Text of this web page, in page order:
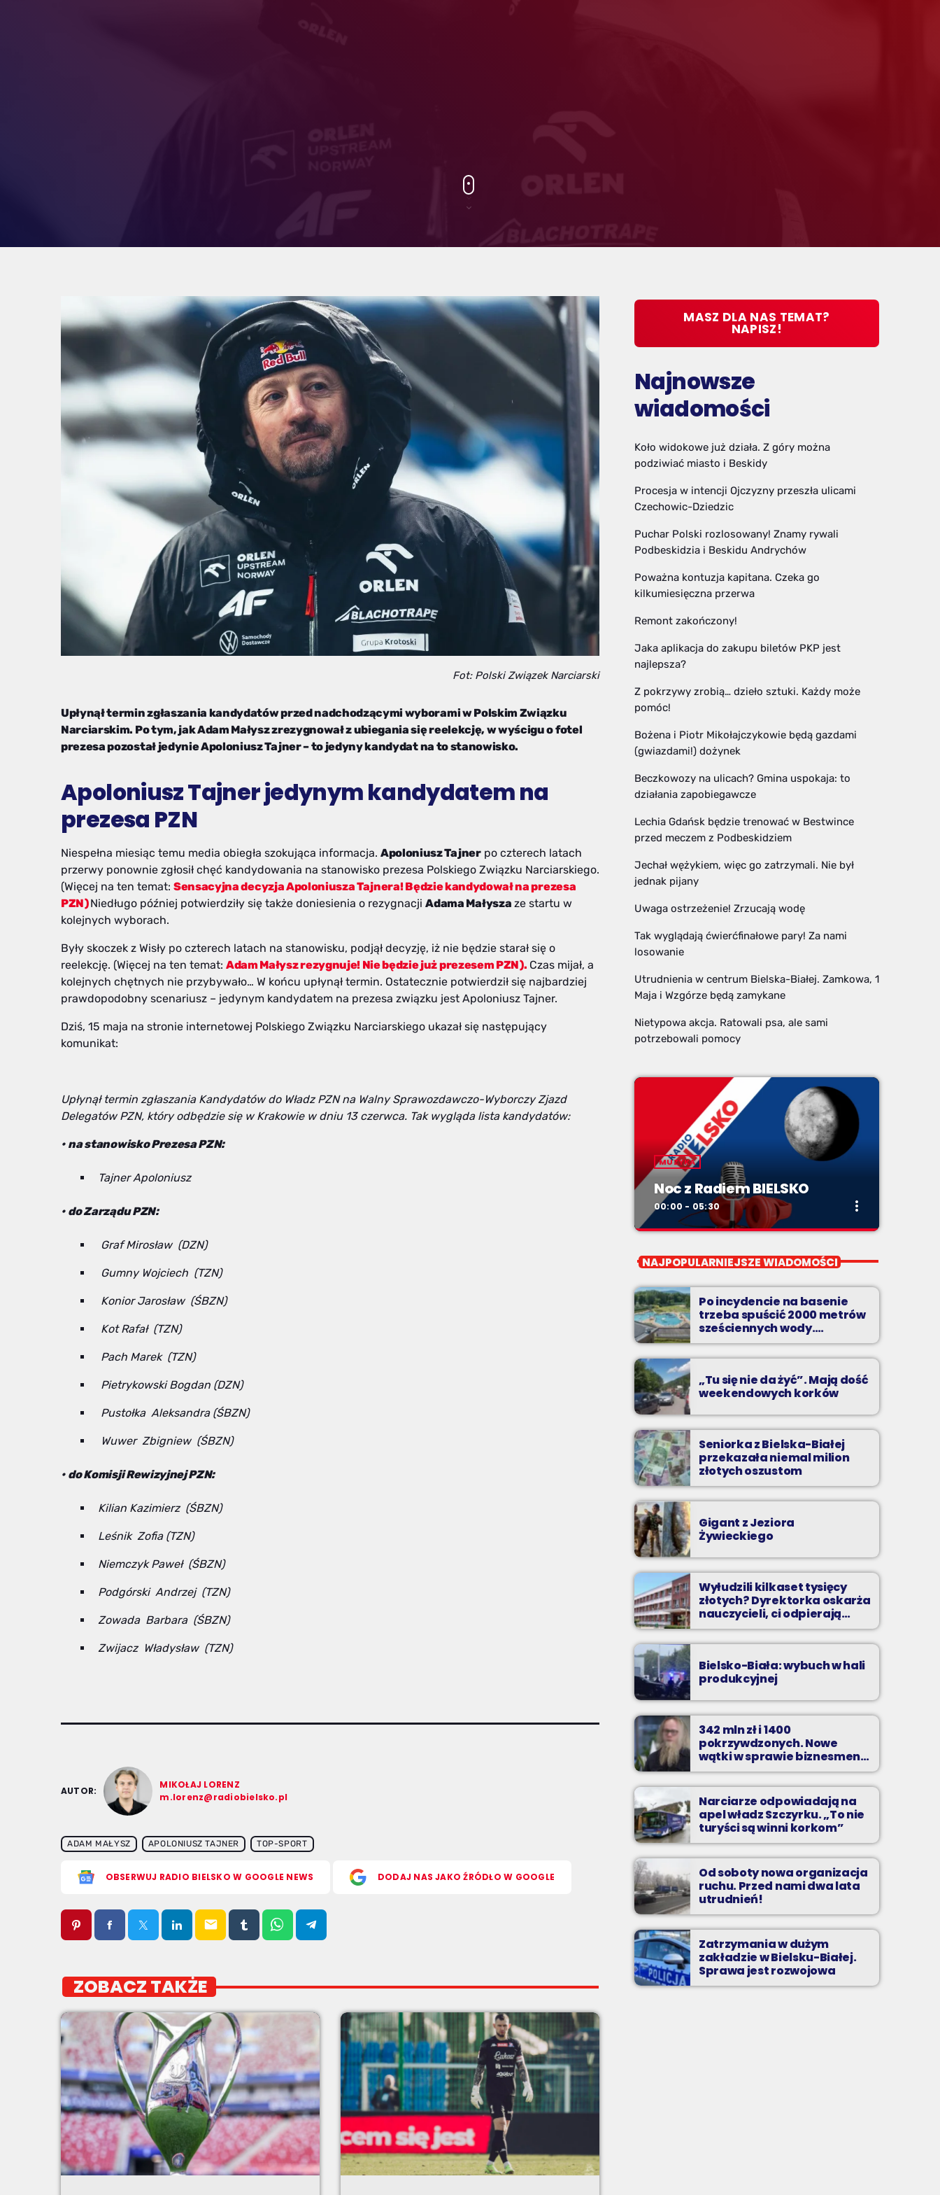
Fot: Polski Związek Narciarski
Upłynął termin zgłaszania kandydatów przed nadchodzącymi wyborami w Polskim Związku
Narciarskim. Po tym, jak Adam Małysz zrezygnował z ubiegania się reelekcję, w wyścigu o fotel
prezesa pozostał jedynie Apoloniusz Tajner – to jedyny kandydat na to stanowisko.
Apoloniusz Tajner jedynym kandydatem na
prezesa PZN
Niespełna miesiąc temu media obiegła szokująca informacja. Apoloniusz Tajnerpo czterech latach
przerwy ponownie zgłosił chęć kandydowania na stanowisko prezesa Polskiego Związku Narciarskiego.
(Więcej na ten temat: Sensacyjna decyzja Apoloniusza Tajnera! Będzie kandydował na prezesa
PZN)Niedługo później potwierdziły się także doniesienia o rezygnacjiAdama Małysza ze startu w
kolejnych wyborach.
Były skoczek z Wisły po czterech latach na stanowisku, podjął decyzję, iż nie będzie starał się o
reelekcję. (Więcej na ten temat: Adam Małysz rezygnuje! Nie będzie już prezesem PZN). Czas mijał, a
kolejnych chętnych nie przybywało… W końcu upłynął termin. Ostatecznie potwierdził się najbardziej
prawdopodobny scenariusz – jedynym kandydatem na prezesa związku jest Apoloniusz Tajner.
Dziś, 15 maja na stronie internetowej Polskiego Związku Narciarskiego ukazał się następujący
komunikat:
Upłynął termin zgłaszania Kandydatów do Władz PZN na Walny Sprawozdawczo-Wyborczy Zjazd
Delegatów PZN, który odbędzie się w Krakowie w dniu 13 czerwca. Tak wygląda lista kandydatów:
•⁠ ⁠na stanowisko Prezesa PZN:
Tajner Apoloniusz
•⁠ ⁠do Zarządu PZN:
⁠Graf Mirosław (DZN)
⁠ Gumny Wojciech (TZN)
Konior Jarosław (ŚBZN)
⁠Kot Rafał (TZN)
⁠Pach Marek (TZN)
⁠Pietrykowski Bogdan (DZN)
⁠ ⁠Pustołka Aleksandra (ŚBZN)
⁠ ⁠Wuwer Zbigniew (ŚBZN)
•⁠ ⁠do Komisji Rewizyjnej PZN:
Kilian Kazimierz (ŚBZN)
Leśnik Zofia (TZN)
Niemczyk Paweł (ŚBZN)
Podgórski Andrzej (TZN)
Zowada Barbara (ŚBZN)
Zwijacz Władysław (TZN)
AUTOR:
MIKOŁAJ LORENZ
m.lorenz@radiobielsko.pl
ADAM MAŁYSZ APOLONIUSZ TAJNER TOP-SPORT
OBSERWUJ RADIO BIELSKO W GOOGLE NEWS DODAJ NAS JAKO ŹRÓDŁO W GOOGLE
email
ZOBACZ TAKŻE
MASZ DLA NAS TEMAT?
NAPISZ!
Najnowsze
wiadomości
Koło widokowe już działa. Z góry można
podziwiać miasto i Beskidy
Procesja w intencji Ojczyzny przeszła ulicami
Czechowic-Dziedzic
Puchar Polski rozlosowany! Znamy rywali
Podbeskidzia i Beskidu Andrychów
Poważna kontuzja kapitana. Czeka go
kilkumiesięczna przerwa
Remont zakończony!
Jaka aplikacja do zakupu biletów PKP jest
najlepsza?
Z pokrzywy zrobią… dzieło sztuki. Każdy może
pomóc!
Bożena i Piotr Mikołajczykowie będą gazdami
(gwiazdami!) dożynek
Beczkowozy na ulicach? Gmina uspokaja: to
działania zapobiegawcze
Lechia Gdańsk będzie trenować w Bestwince
przed meczem z Podbeskidziem
Jechał wężykiem, więc go zatrzymali. Nie był
jednak pijany
Uwaga ostrzeżenie! Zrzucają wodę
Tak wyglądają ćwierćfinałowe pary! Za nami
losowanie
Utrudnienia w centrum Bielska-Białej. Zamkowa, 1
Maja i Wzgórze będą zamykane
Nietypowa akcja. Ratowali psa, ale sami
potrzebowali pomocy
MUZYKA
Noc z Radiem BIELSKO
00:00 - 05:30 more_vert
Noc z Radiem BIELSKO
to właśnie nocą można "upolować" na naszej
antenie prawdziwe muzyczne perełki.
NAJPOPULARNIEJSZE WIADOMOŚCI
Po incydencie na basenie
trzeba spuścić 2000 metrów
sześciennych wody.
„Ogromne koszty i ogromna
praca”
„Tu się nie da żyć”. Mają dość
weekendowych korków
Seniorka z Bielska-Białej
przekazała niemal milion
złotych oszustom
Gigant z Jeziora
Żywieckiego
Wyłudzili kilkaset tysięcy
złotych? Dyrektorka oskarża
nauczycieli, ci odpierają
zarzuty
Bielsko-Biała: wybuch w hali
produkcyjnej
342 mln zł i 1400
pokrzywdzonych. Nowe
wątki w sprawie biznesmena
z Bielska-Białej
Narciarze odpowiadają na
apel władz Szczyrku. „To nie
turyści są winni korkom”
Od soboty nowa organizacja
ruchu. Przed nami dwa lata
utrudnień!
Zatrzymania w dużym
zakładzie w Bielsku-Białej.
Sprawa jest rozwojowa